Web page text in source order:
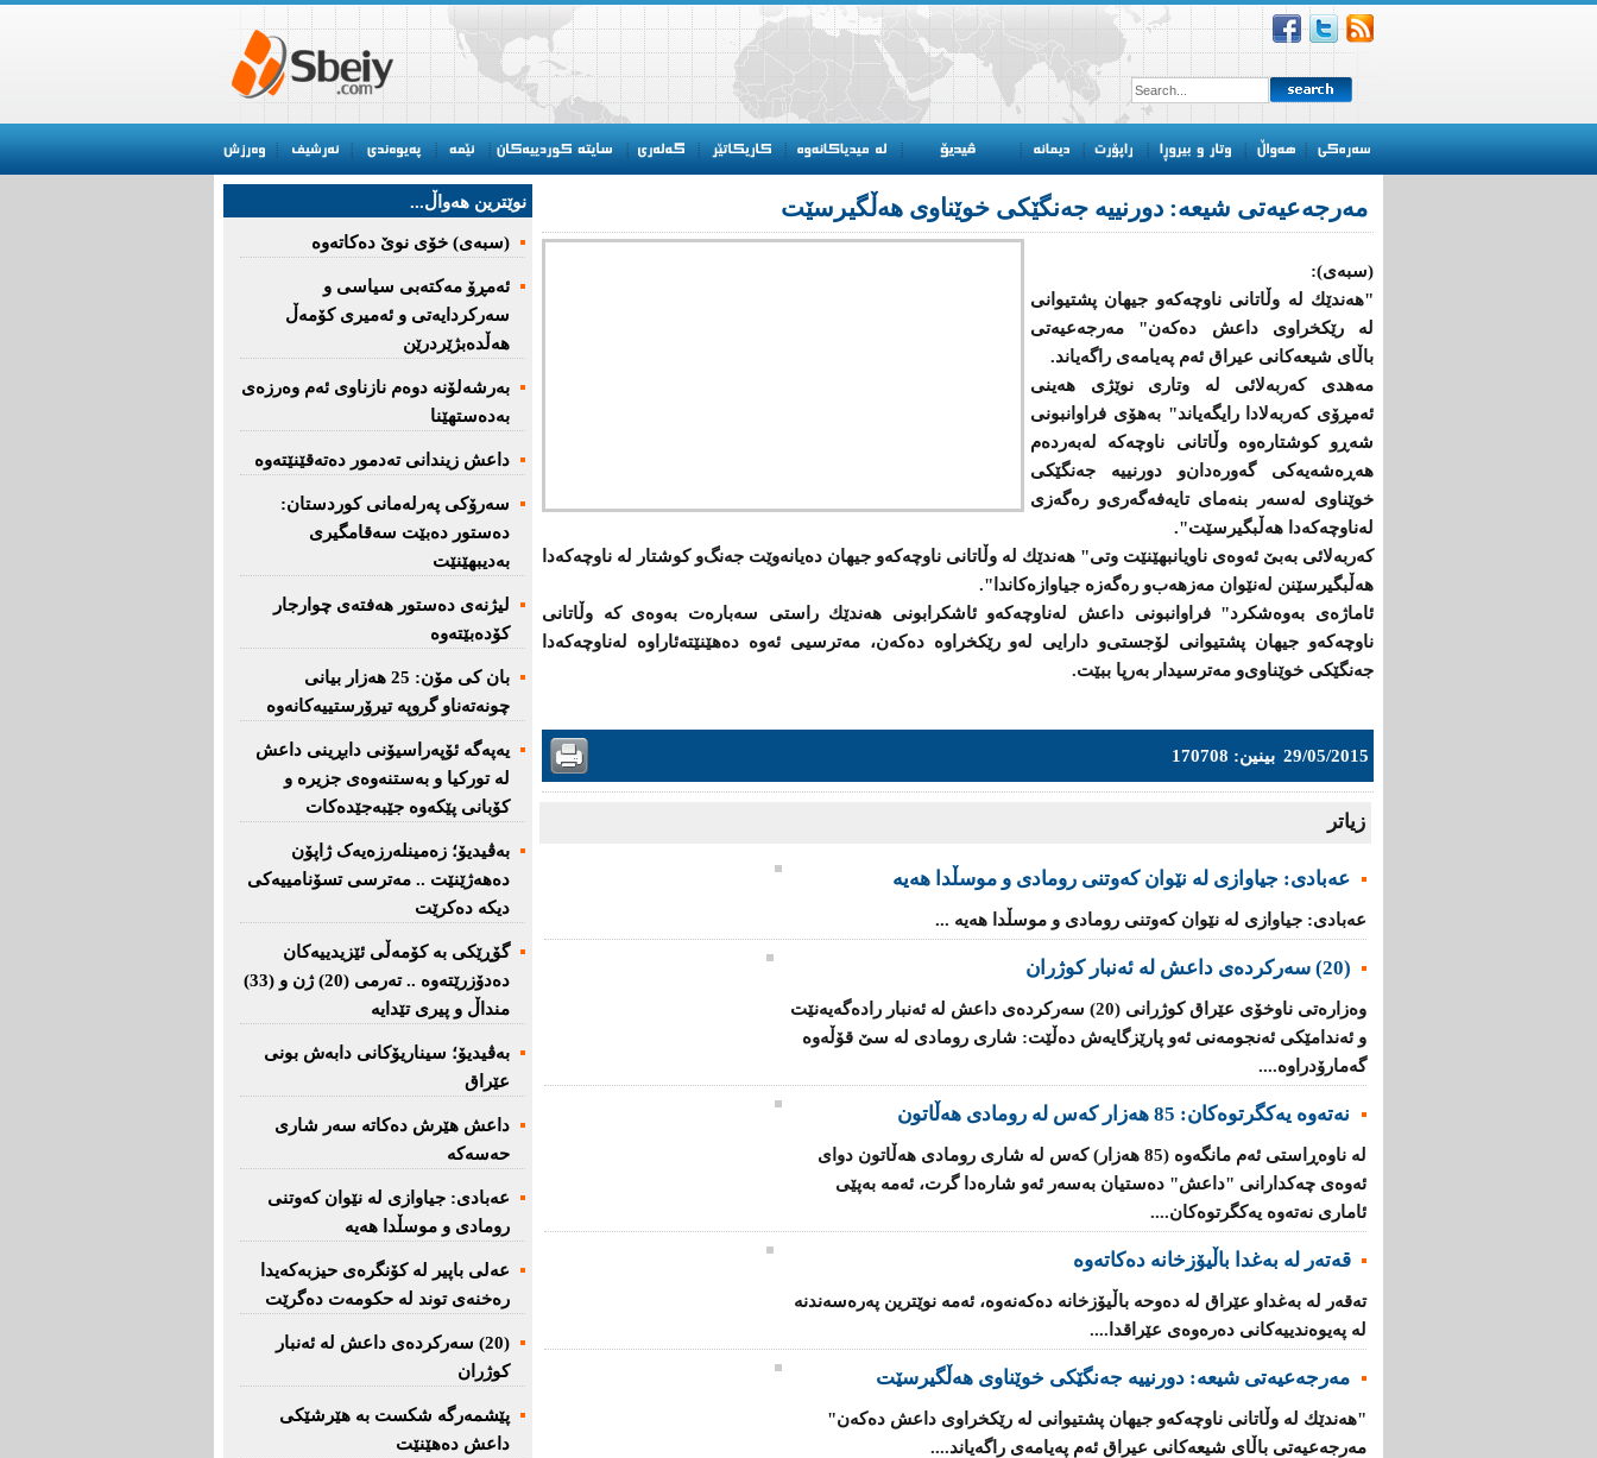
مەرجەعیەتی شیعە: دورنییە جەنگێكی خوێناوی هەڵگیرسێت
(سبەی):
"هەندێك لە وڵاتانی ناوچەكە‌و جیهان پشتیوانی
لە رێكخراوی داعش دەكەن" مەرجەعیەتی
باڵای شیعەكانی عیراق ئەم پەیامەی راگەیاند.
مەهدی كەربەلائی لە وتاری نوێژی هەینی
ئەمڕۆی كەربەلادا رایگەیاند" بەهۆی فراوانبونی
شەڕ‌و كوشتارەوە وڵاتانی ناوچەكە لەبەردەم
هەڕەشەیەكی گەورەدان‌و دورنییە جەنگێكی
خوێناوی لەسەر بنەمای تایەفەگەری‌و رەگەزی
لەناوچەكەدا هەڵبگیرسێت".
كەربەلائی بەبێ ئەوەی ناویانبهێنێت وتی" هەندێك لە وڵاتانی ناوچەكە‌و جیهان دەیانەوێت جەنگ‌و كوشتار لە ناوچەكەدا
هەڵبگیرسێنن لەنێوان مەزهەب‌و رەگەزە جیاوازەكاندا".
ئاماژەی بەوەشكرد" فراوانبونی داعش لەناوچەكە‌و ئاشكرابونی هەندێك راستی سەبارەت بەوەی كە وڵاتانی
ناوچەكە‌و جیهان پشتیوانی لۆجستی‌و دارایی لەو رێكخراوە دەكەن، مەترسیی ئەوە دەهێنێتەئاراوە لەناوچەكەدا
جەنگێكی خوێناوی‌و مەترسیدار بەرپا ببێت.
29/05/2015 بینین: 170708
زیاتر
عه‌بادی: جیاوازی له‌ نێوان کەوتنی رومادی و موسڵدا هه‌یه‌
عه‌بادی: جیاوازی له‌ نێوان کەوتنی رومادی و موسڵدا هه‌یه‌ ...
(20) سه‌ركرده‌ی داعش لە ئەنبار کوژران
وه‌زاره‌تی ناوخۆی عێراق كوژرانی (20) سه‌ركرده‌ی داعش لە ئه‌نبار رادەگەیەنێت
و ئه‌ندامێكی ئه‌نجومه‌نی ئەو پارێزگایەش دەڵێت: شاری رومادی لە سێ قۆڵه‌وه‌
گه‌مارۆدراوه‌....
نەتەوە یەكگرتوەكان: 85 هەزار كەس لە رومادی هەڵاتون
لە ناوەڕاستی ئەم مانگەوە (85 هەزار) كەس لە شاری رومادی هەڵاتون دوای
ئەوەی چەكدارانی "داعش" دەستیان بەسەر ئەو شارەدا گرت، ئەمە بەپێی
ئاماری نەتەوە یەكگرتوەكان....
قەتەر لە بەغدا باڵیۆزخانە دەكاتەوە
تەقەر لە بەغدا‌و عێراق لە دەوحە باڵیۆزخانە دەكەنەوە، ئەمە نوێترین پەرەسەندنە
لە پەیوەندییەكانی دەرەوەی عێراقدا....
مەرجەعیەتی شیعە: دورنییە جەنگێكی خوێناوی هەڵگیرسێت
"هەندێك لە وڵاتانی ناوچەكە‌و جیهان پشتیوانی لە رێكخراوی داعش دەكەن"
مەرجەعیەتی باڵای شیعەكانی عیراق ئەم پەیامەی راگەیاند....
نوێترین هه‌واڵ...
(سبەى) خۆى نوێ دەکاتەوە
ئه‌مڕۆ مه‌كته‌بی‌ سیاسی‌ و
سه‌ركردایه‌تی‌ و ئه‌میری‌ كۆمه‌ڵ
هەڵدەبژێردرێن
به‌رشه‌لۆنه‌ دوه‌م نازناوی ئه‌م وه‌رزه‌ی
به‌ده‌ستهێنا
داعش زیندانی تەدمور دەتەقێنێتەوە
سەرۆكی پەرلەمانی كوردستان:
دەستور دەبێت سەقامگیری
بەدیبهێنێت
لیژنەی دەستور هەفتەی چوارجار
كۆدەبێتەوە
بان كی مۆن: 25 هەزار بیانی
چونەتەناو گروپە تیرۆرستییەكانەوە
یەپەگە ئۆپەراسیۆنی دابڕینی داعش
لە تورکیا و بەستنەوەی جزیرە و
کۆبانی پێکەوە جێبەجێدەکات
بەڤیدیۆ؛ زەمینلەرزەیەک ژاپۆن
دەهەژێنێت .. مەترسی تسۆنامییەکی
دیکە دەکرێت
گۆڕێکی بە کۆمەڵی ئێزیدییەکان
دەدۆزرێتەوە .. تەرمی (20) ژن و (33)
منداڵ و پیری تێدایە
بەڤیدیۆ؛ سیناریۆکانی دابەش بونی
عێراق
داعش هێرش دەکاتە سەر شاری
حەسەکە
عه‌بادی: جیاوازی له‌ نێوان کەوتنی
رومادی و موسڵدا هه‌یه‌
عەلی باپیر لە کۆنگرەی حیزبەکەیدا
رەخنەی توند لە حکومەت دەگرێت
(20) سه‌ركرده‌ی داعش لە ئەنبار
کوژران
پێشمەرگە شكست بە هێرشێكی
داعش دەهێنێت